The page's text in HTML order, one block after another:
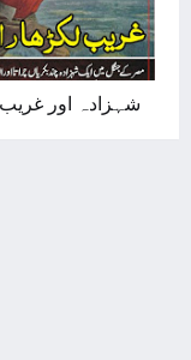
شہزادہ اور غریب